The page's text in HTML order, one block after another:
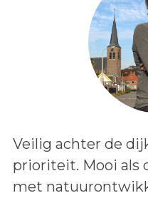
Lees het bericht:
Veilig achter de
prioriteit. Mooi als
met